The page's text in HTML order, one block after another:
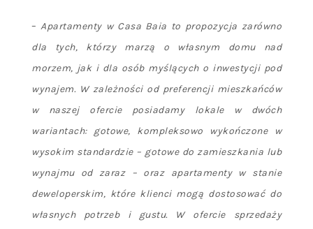
–Apartamenty w Casa Baia to propozycja zarówno
dla tych, którzy marzą o własnym domu nad
morzem, jak i dla osób myślących o inwestycji pod
wynajem. W zależności od preferencji mieszkańców
w naszej ofercie posiadamy lokale w dwóch
wariantach: gotowe, kompleksowo wykończone w
wysokim standardzie – gotowe do zamieszkania lub
wynajmu od zaraz – oraz apartamenty w stanie
deweloperskim, które klienci mogą dostosować do
własnych potrzeb i gustu. W ofercie sprzedaży